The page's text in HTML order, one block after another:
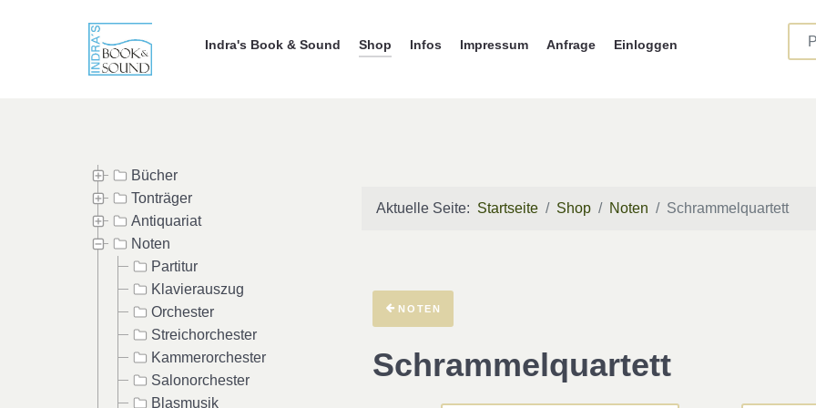
Indra's Book & Sound Shop Infos Impressum Anfrage Einloggen
Bücher
Tonträger
Antiquariat
Noten
Partitur
Klavierauszug
Orchester
Streichorchester
Kammerorchester
Salonorchester
Blasmusik
Aktuelle Seite: Startseite Shop Noten Schrammelquartett
NOTEN
Schrammelquartett